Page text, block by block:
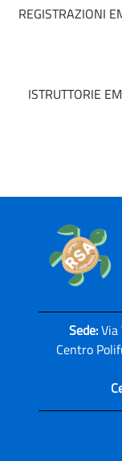
REGISTRAZIONI
ISTRUTTORIE
Sede:Via
Centro